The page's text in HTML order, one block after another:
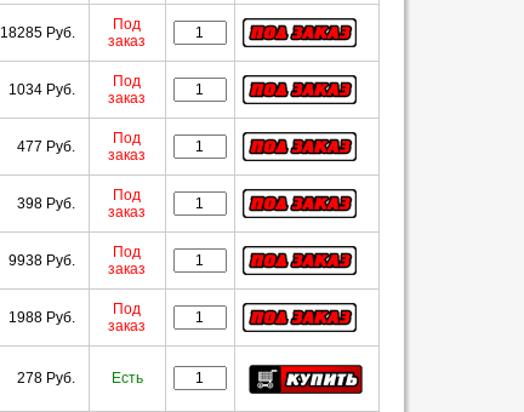
18285 Руб.
Под
заказ
1034 Руб.
Под
заказ
477 Руб.
Под
заказ
398 Руб.
Под
заказ
9938 Руб.
Под
заказ
1988 Руб.
Под
заказ
278 Руб. Есть